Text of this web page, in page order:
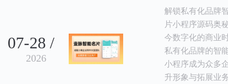
07-28 /
2026
解锁私有化品牌
片小程序源码奥
今数字化的商业
私有化品牌的智
小程序成为众多
升形象与拓展业